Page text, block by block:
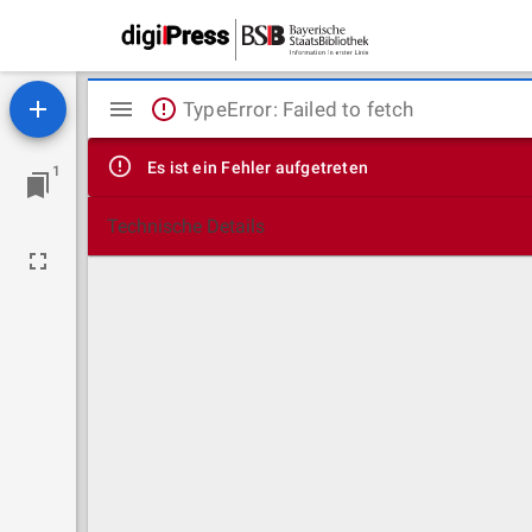
1
Mirador
Viewer
TypeError: Failed to fetch
Es ist ein Fehler aufgetreten
Technische Details